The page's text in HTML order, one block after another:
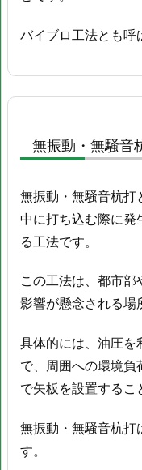
バイブロ工法とも呼
無振動・無騒音
無振動・無騒音杭打
中に打ち込む際に発
る工法です。
この工法は、都市
影響が懸念される場
具体的には、油圧を
で、周囲への環境負
で矢板を設置するこ
無振動・無騒音杭打
す。